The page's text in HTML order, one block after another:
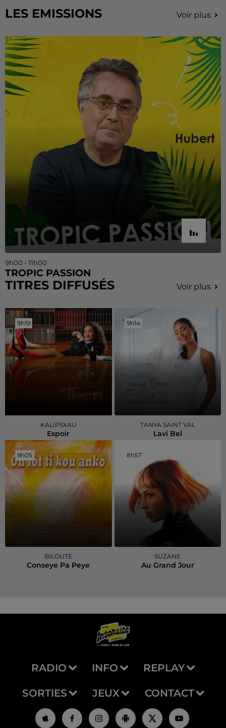
LES EMISSIONS Voir plus
9h00 - 11h00
TROPIC PASSION
TITRES DIFFUSÉS Voir plus
9h19
9h19
KALIPSXAU
Espoir
9h14
9h14
TANYA SAINT VAL
Lavi Bel
9h05
9h05
BILOUTE
Conseye Pa Peye
8h57
8h57
SUZANE
Au Grand Jour
RADIO INFO REPLAY
SORTIES JEUX CONTACT